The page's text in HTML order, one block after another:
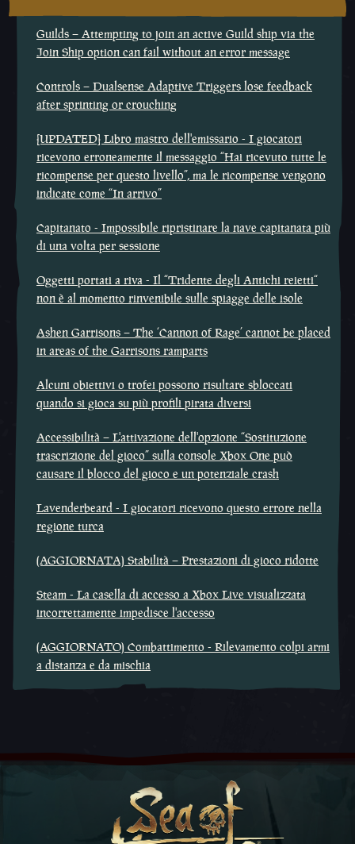
Guilds – Attempting to join an active Guild ship via the
Join Ship option can fail without an error message
Controls – Dualsense Adaptive Triggers lose feedback
after sprinting or crouching
[UPDATED] Libro mastro dell'emissario - I giocatori
ricevono erroneamente il messaggio “Hai ricevuto tutte le
ricompense per questo livello”, ma le ricompense vengono
indicate come “In arrivo”
Capitanato - Impossibile ripristinare la nave capitanata più
di una volta per sessione
Oggetti portati a riva - Il “Tridente degli Antichi reietti“
non è al momento rinvenibile sulle spiagge delle isole
Ashen Garrisons – The ‘Cannon of Rage’ cannot be placed
in areas of the Garrisons ramparts
Alcuni obiettivi o trofei possono risultare sbloccati
quando si gioca su più profili pirata diversi
Accessibilità – L'attivazione dell'opzione “Sostituzione
trascrizione del gioco” sulla console Xbox One può
causare il blocco del gioco e un potenziale crash
Lavenderbeard - I giocatori ricevono questo errore nella
regione turca
(AGGIORNATA) Stabilità – Prestazioni di gioco ridotte
Steam - La casella di accesso a Xbox Live visualizzata
incorrettamente impedisce l'accesso
(AGGIORNATO) Combattimento - Rilevamento colpi armi
a distanza e da mischia